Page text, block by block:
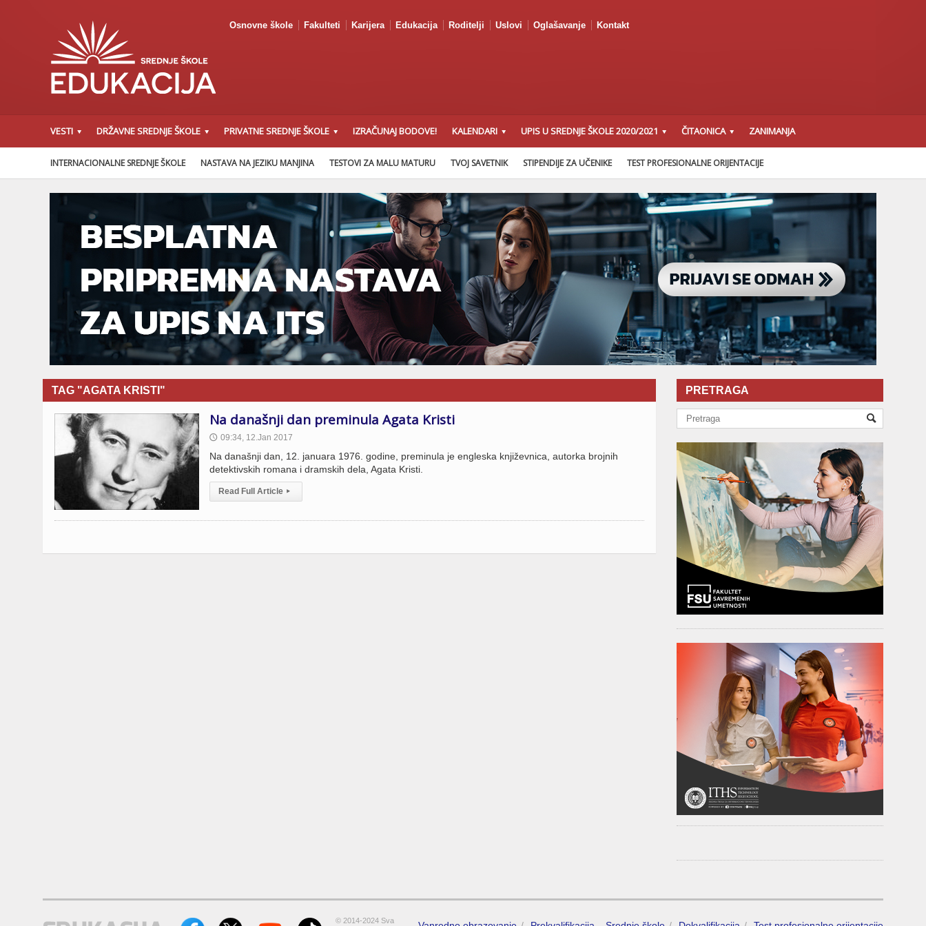
Osnovne škole Fakulteti Karijera Edukacija Roditelji Uslovi Oglašavanje Kontakt
VESTI DRŽAVNE SREDNJE ŠKOLE PRIVATNE SREDNJE ŠKOLE IZRAČUNAJ BODOVE! KALENDARI UPIS U SREDNJE ŠKOLE 2020/2021 ČITAONICA ZANIMANJA
INTERNACIONALNE SREDNJE ŠKOLE NASTAVA NA JEZIKU MANJINA TESTOVI ZA MALU MATURU TVOJ SAVETNIK STIPENDIJE ZA UČENIKE TEST PROFESIONALNE ORIJENTACIJE
TAG "AGATA KRISTI"
Na današnji dan preminula Agata Kristi
🕔 09:34, 12.Jan 2017
Na današnji dan, 12. januara 1976. godine, preminula je engleska književnica, autorka brojnih
detektivskih romana i dramskih dela, Agata Kristi.
Read Full Article ▸
PRETRAGA
© 2014-2024 Sva